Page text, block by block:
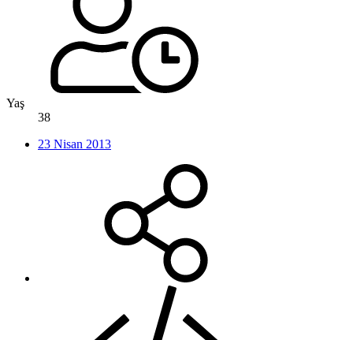
Yaş
38
23 Nisan 2013